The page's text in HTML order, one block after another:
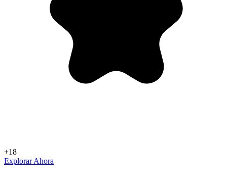
+18
Explorar Ahora